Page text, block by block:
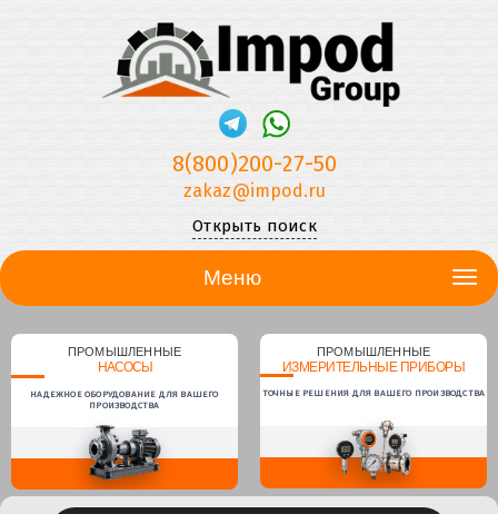
8(800)200-27-50
zakaz@impod.ru
Открыть поиск
Меню
ПРОМЫШЛЕННЫЕ
НАСОСЫ
НАДЕЖНОЕ ОБОРУДОВАНИЕ ДЛЯ ВАШЕГО
ПРОИЗВОДСТВА
ПРОМЫШЛЕННЫЕ
ИЗМЕРИТЕЛЬНЫЕ ПРИБОРЫ
ТОЧНЫЕ РЕШЕНИЯ ДЛЯ ВАШЕГО ПРОИЗВОДСТВА